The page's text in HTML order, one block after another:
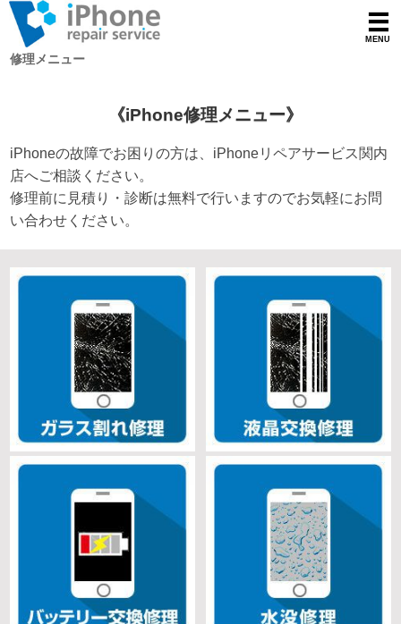
修理メニュー
《iPhone修理メニュー》
iPhoneの故障でお困りの方は、iPhoneリペアサービス 関内
店へご相談ください。
修理前に見積り・診断は無料で行いますのでお気軽にお問
い合わせください。